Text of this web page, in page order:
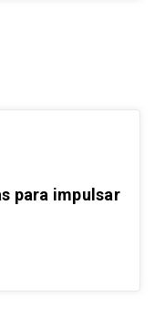
para impulsar